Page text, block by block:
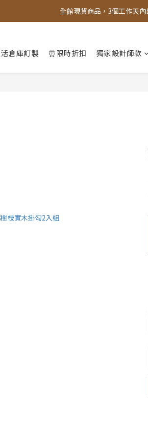
全館，滿888超取免運｜滿1500
全館現貨商品，3個工作天內
倉庫訂製 ⏰限時折扣 獨家設計師款